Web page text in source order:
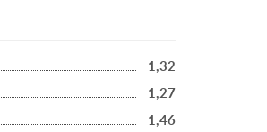
1,32
1,27
1,46